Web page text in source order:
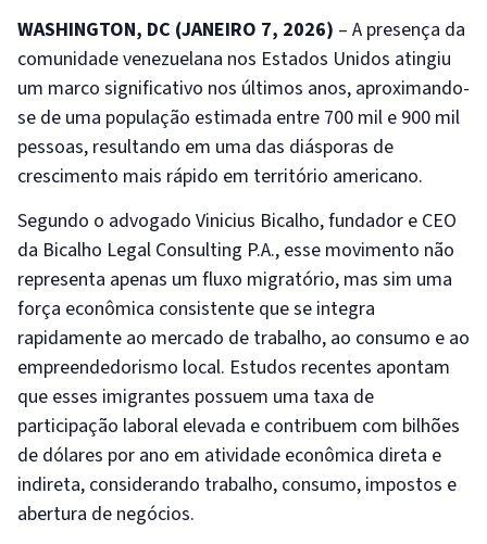
WASHINGTON, DC (JANEIRO 7, 2026) – A presença da
comunidade venezuelana nos Estados Unidos atingiu
um marco significativo nos últimos anos, aproximando-
se de uma população estimada entre 700 mil e 900 mil
pessoas, resultando em uma das diásporas de
crescimento mais rápido em território americano.
Segundo o advogado Vinicius Bicalho, fundador e CEO
da Bicalho Legal Consulting P.A., esse movimento não
representa apenas um fluxo migratório, mas sim uma
força econômica consistente que se integra
rapidamente ao mercado de trabalho, ao consumo e ao
empreendedorismo local. Estudos recentes apontam
que esses imigrantes possuem uma taxa de
participação laboral elevada e contribuem com bilhões
de dólares por ano em atividade econômica direta e
indireta, considerando trabalho, consumo, impostos e
abertura de negócios.